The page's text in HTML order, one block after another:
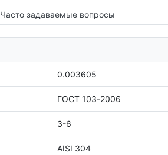
Часто задаваемые вопросы
0.003605
ГОСТ 103-2006
3-6
AISI 304